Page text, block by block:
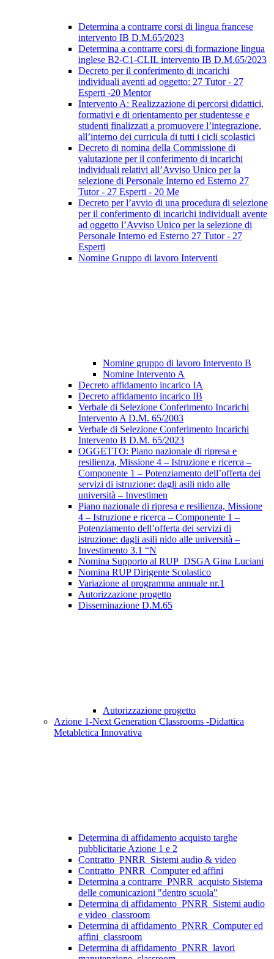
Determina a contrarre corsi di lingua francese
intervento IB D.M.65/2023
Determina a contrarre corsi di formazione lingua
inglese B2-C1-CLIL intervento IB D.M.65/2023
Decreto per il conferimento di incarichi
individuali aventi ad oggetto: 27 Tutor - 27
Esperti -20 Mentor
Intervento A: Realizzazione di percorsi didattici,
formativi e di orientamento per studentesse e
studenti finalizzati a promuovere l’integrazione,
all’interno dei curricula di tutti i cicli scolastici
Decreto di nomina della Commissione di
valutazione per il conferimento di incarichi
individuali relativi all’Avviso Unico per la
selezione di Personale Interno ed Esterno 27
Tutor - 27 Esperti - 20 Me
Decreto per l’avvio di una procedura di selezione
per il conferimento di incarichi individuali avente
ad oggetto l’Avviso Unico per la selezione di
Personale Interno ed Esterno 27 Tutor - 27
Esperti
Nomine Gruppo di lavoro Interventi
Nomine gruppo di lavoro Intervento B
Nomine Intervento A
Decreto affidamento incarico IA
Decreto affidamento incarico IB
Verbale di Selezione Conferimento Incarichi
Intervento A D.M. 65/2003
Verbale di Selezione Conferimento Incarichi
Intervento B D.M. 65/2023
OGGETTO: Piano nazionale di ripresa e
resilienza, Missione 4 – Istruzione e ricerca –
Componente 1 – Potenziamento dell’offerta dei
servizi di istruzione: dagli asili nido alle
università – Investimen
Piano nazionale di ripresa e resilienza, Missione
4 – Istruzione e ricerca – Componente 1 –
Potenziamento dell’offerta dei servizi di
istruzione: dagli asili nido alle università –
Investimento 3.1 “N
Nomina Supporto al RUP_DSGA Gina Luciani
Nomina RUP Dirigente Scolastico
Variazione al programma annuale nr.1
Autorizzazione progetto
Disseminazione D.M.65
Autorizzazione progetto
Azione 1-Next Generation Classrooms -Didattica
Metabletica Innovativa
Determina di affidamento acquisto targhe
pubblicitarie Azione 1 e 2
Contratto_PNRR_Sistemi audio & video
Contratto_PNRR_Computer ed affini
Determina a contrarre_PNRR_acquisto Sistema
delle comunicazioni "dentro scuola"
Determina di affidamento_PNRR_Sistemi audio
e video_classroom
Determina di affidamento_PNRR_Computer ed
affini_classroom
Determina di affidamento_PNRR_lavori